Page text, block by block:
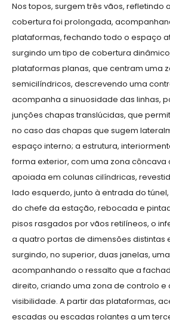
Nos topos, surgem três vãos, refletindo
cobertura foi prolongada,
plataformas, fechando todo o espaço
surgindo um tipo de cobertura
plataformas planas, que centram uma
semicilíndricos, descrevendo uma
acompanha a sinuosidade das linhas,
junções chapas translúcidas, que
no caso das chapas que sugem
espaço interno; a estrutura,
forma exterior, com uma zona côncava
apoiada em colunas cilíndricas,
lado esquerdo, junto à entrada do
do chefe da estação, rebocada e
pisos rasgados por vãos retilíneos, o
a quatro portas de dimensões distintas
surgindo, no superior, duas janelas,
acompanhando o ressalto que a
direito, criando uma zona de controlo e
visibilidade. A partir das plataformas,
escadas ou escadas rolantes a um